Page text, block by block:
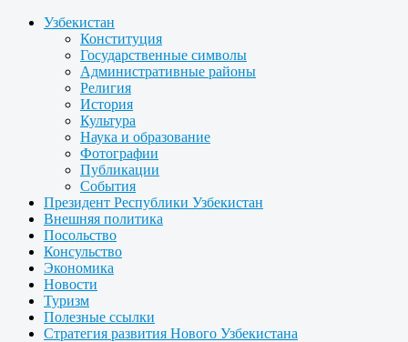
Узбекистан
Конституция
Государственные символы
Административные районы
Религия
История
Культура
Наука и образование
Фотографии
Публикации
События
Президент Республики Узбекистан
Внешняя политика
Посольство
Консульство
Экономика
Новости
Туризм
Полезные ссылки
Стратегия развития Нового Узбекистана